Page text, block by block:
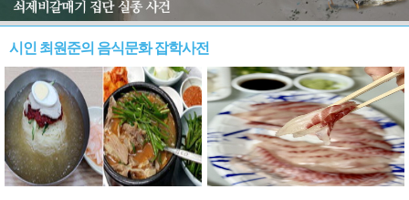
시인 최원준의 음식문화 잡학사전